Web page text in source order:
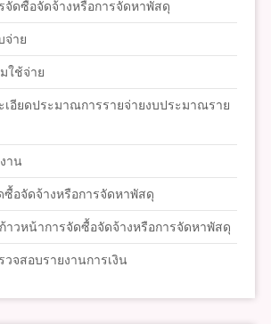
จัดซื้อจัดจ้างหรือการจัดหาพัสดุ
จ่าย
ใช้จ่าย
เอียดประมาณการรายจ่ายงบประมาณราย
าน
ซื้อจัดจ้างหรือการจัดหาพัสดุ
าวหน้าการจัดซื้อจัดจ้างหรือการจัดหาพัสดุ
วจสอบรายงานการเงิน